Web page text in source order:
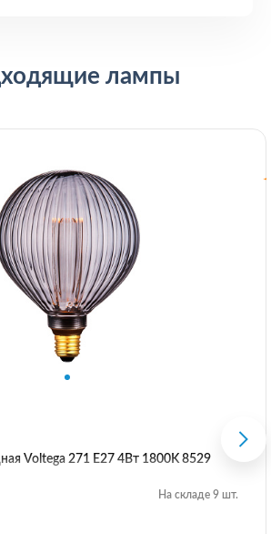
лампы
Voltega 271 E27 4Вт 1800K 8529
На складе 9 шт.